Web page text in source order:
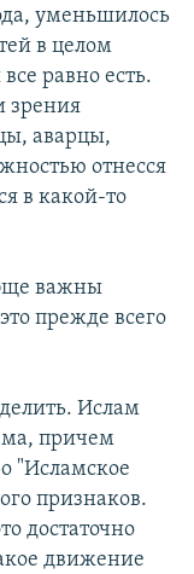
уменьшилось
в целом
равно есть.
зрения
аварцы,
отнесся
в какой-то
важны
прежде всего
Ислам
причем
"Исламское
признаков.
достаточно
движение